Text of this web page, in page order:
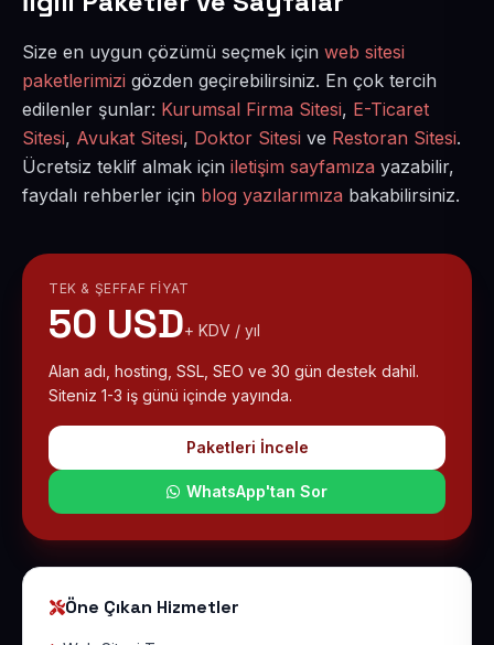
Size en uygun çözümü seçmek için web sitesi
paketlerimizi gözden geçirebilirsiniz. En çok tercih
edilenler şunlar: Kurumsal Firma Sitesi, E-Ticaret
Sitesi, Avukat Sitesi, Doktor Sitesi ve Restoran Sitesi.
Ücretsiz teklif almak için iletişim sayfamıza yazabilir,
faydalı rehberler için blog yazılarımıza bakabilirsiniz.
TEK & ŞEFFAF FIYAT
50 USD+ KDV / yıl
Alan adı, hosting, SSL, SEO ve 30 gün destek dahil.
Siteniz 1-3 iş günü içinde yayında.
Paketleri İncele
WhatsApp'tan Sor
Öne Çıkan Hizmetler